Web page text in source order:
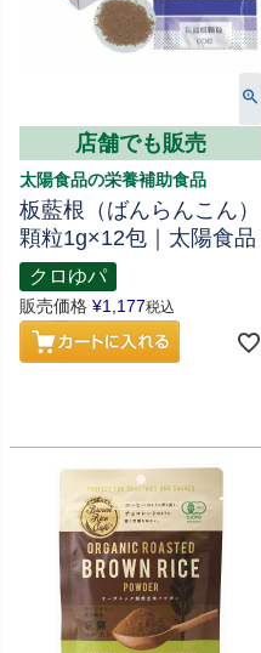
店舗でも販売
太陽食品の栄養補助食品
板藍根（ばんらんこん）
顆粒1g×12包｜太陽食品
クロゆパ
販売価格 ¥1,177税込